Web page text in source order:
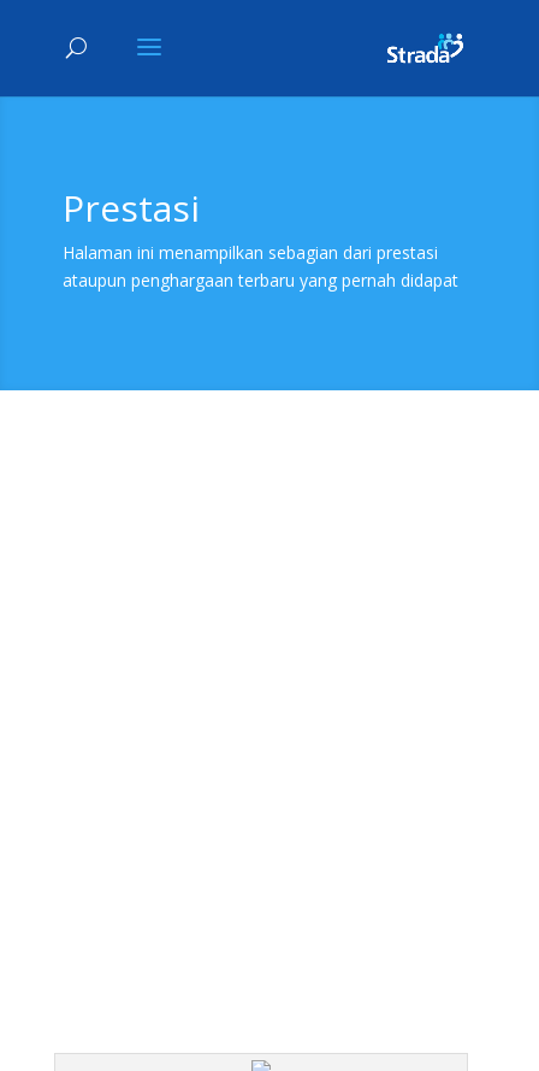
Prestasi
Halaman ini menampilkan sebagian dari prestasi
ataupun penghargaan terbaru yang pernah didapat